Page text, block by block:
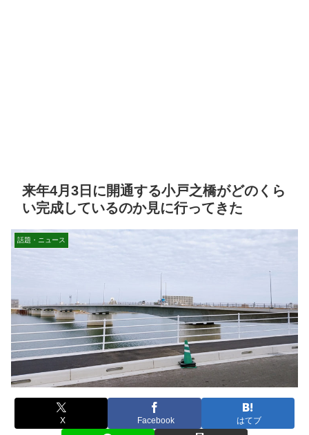
来年4月3日に開通する小戸之橋がどのくら
い完成しているのか見に行ってきた
話題・ニュース
X Facebook はてブ